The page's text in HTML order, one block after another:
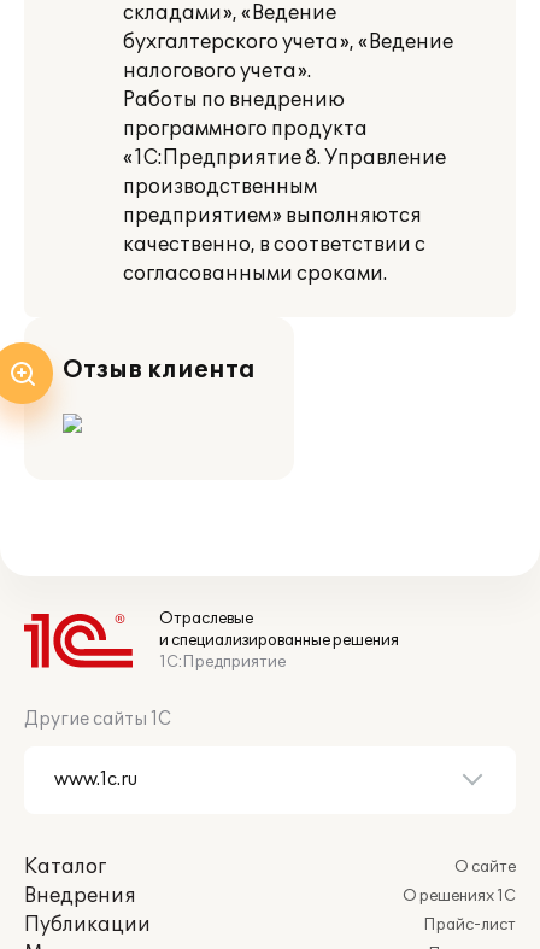
складами», «Ведение
бухгалтерского учета», «Ведение
налогового учета».
Работы по внедрению
программного продукта
«1С:Предприятие 8. Управление
производственным
предприятием» выполняются
качественно, в соответствии с
согласованными сроками.
Отзыв клиента
Отраслевые
и специализированные решения
1С:Предприятие
Другие сайты 1С
Каталог
Внедрения
Публикации
О сайте
О решениях 1С
Прайс-лист